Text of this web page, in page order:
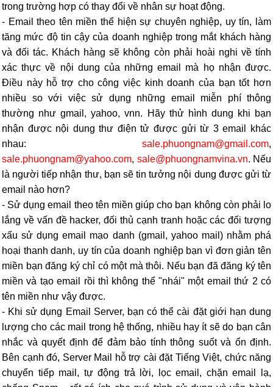
trong trường hợp có thay đổi về nhân sự hoạt động.
- Email theo tên miền thể hiện sự chuyên nghiệp, uy tín, làm
tăng mức độ tin cậy của doanh nghiệp trong mắt khách hàng
và đối tác. Khách hàng sẽ không còn phải hoài nghi về tính
xác thực về nội dung của những email mà họ nhận được.
Điều này hỗ trợ cho công việc kinh doanh của bạn tốt hơn
nhiều so với việc sử dụng những email miễn phí thông
thường như gmail, yahoo, vnn. Hãy thử hình dung khi bạn
nhận được nội dung thư điện tử được gửi từ 3 email khác
nhau: sale.phuongnam@gmail.com,
sale.phuongnam@yahoo.com, sale@phuongnamvina.vn. Nếu
là người tiếp nhận thư, bạn sẽ tin tưởng nội dung được gửi từ
email nào hơn?
- Sử dụng email theo tên miền giúp cho bạn không còn phải lo
lắng về vấn đề hacker, đối thủ cạnh tranh hoặc các đối tượng
xấu sử dụng email mạo danh (gmail, yahoo mail) nhằm phá
hoại thanh danh, uy tín của doanh nghiệp bạn vì đơn giản tên
miền bạn đăng ký chỉ có một mà thôi. Nếu bạn đã đăng ký tên
miền và tạo email rồi thì không thể "nhái" một email thứ 2 có
tên miền như vậy được.
- Khi sử dụng Email Server, bạn có thể cài đặt giới hạn dung
lượng cho các mail trong hệ thống, nhiều hay ít sẽ do bạn cân
nhắc và quyết định để đảm bảo tính thông suốt và ổn định.
Bên cạnh đó, Server Mail hỗ trợ cài đặt Tiếng Việt, chức năng
chuyển tiếp mail, tự động trả lời, lọc email, chặn email lạ,